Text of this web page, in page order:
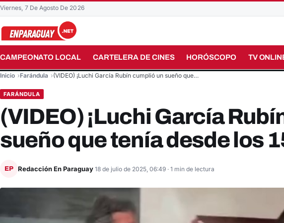
Viernes, 7 De Agosto De 2026
CAMPEONATO LOCAL CARTELERA DE CINES HORÓSCOPO TV
Buscar en el sitio
Inicio Farándula (VIDEO) ¡Luchi García Rubín cumplió un sueño que…
FARÁNDULA
(VIDEO) ¡Luchi García
sueño que tenía desde los
EP Redacción En Paraguay 18 de julio de 2025, 06:49 · 1 min de lectura